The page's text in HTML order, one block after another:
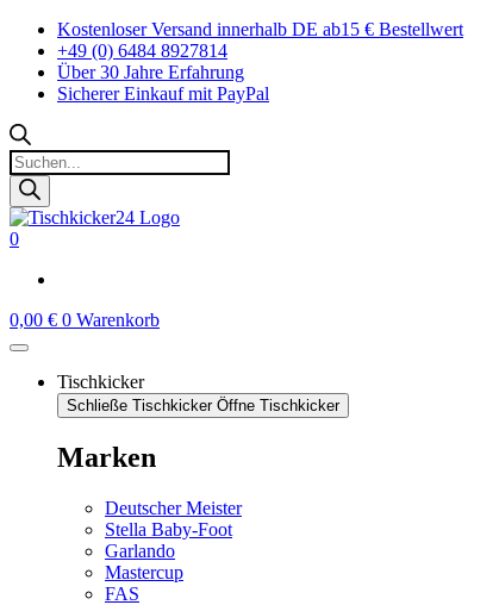
Zum
Inhalt
springen
Kostenloser Versand innerhalb DE ab15 € Bestellwert
+49 (0) 6484 8927814
Über 30 Jahre Erfahrung
Sicherer Einkauf mit PayPal
Products
search
0
0,00 € 0 Warenkorb
Tischkicker
Schließe Tischkicker Öffne Tischkicker
Marken
Deutscher Meister
Stella Baby-Foot
Garlando
Mastercup
FAS